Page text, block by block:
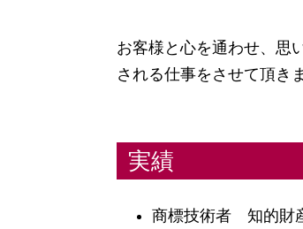
お客様と心を通わせ、思
される仕事をさせて頂き
実績
商標技術者 知的財